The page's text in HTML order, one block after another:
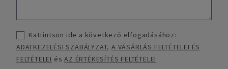
Kattintson ide a következő elfogadásához:
ADATKEZELÉSI SZABÁLYZAT,A VÁSÁRLÁS FELTÉTELEI ÉS
FELTÉTELEI ésAZ ÉRTÉKESÍTÉS FELTÉTELEI